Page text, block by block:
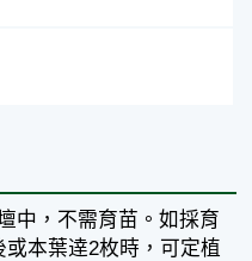
中，不需育苗。如採育
本葉逹2枚時，可定植